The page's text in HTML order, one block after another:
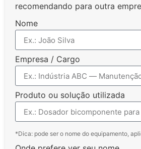
recomendando para outra
Nome
Empresa / Cargo
Produto ou solução utilizada
*Dica: pode ser o nome do equipamento,